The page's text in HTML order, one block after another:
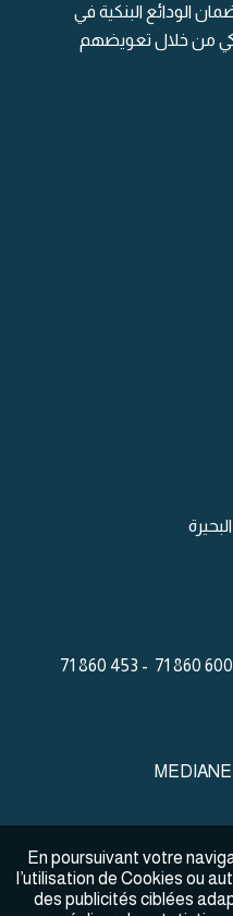
الودائع البنكية في
من خلال تعويضهم
600
En poursuivant votre
l’utilisation de Cookies ou
des publicités ciblées